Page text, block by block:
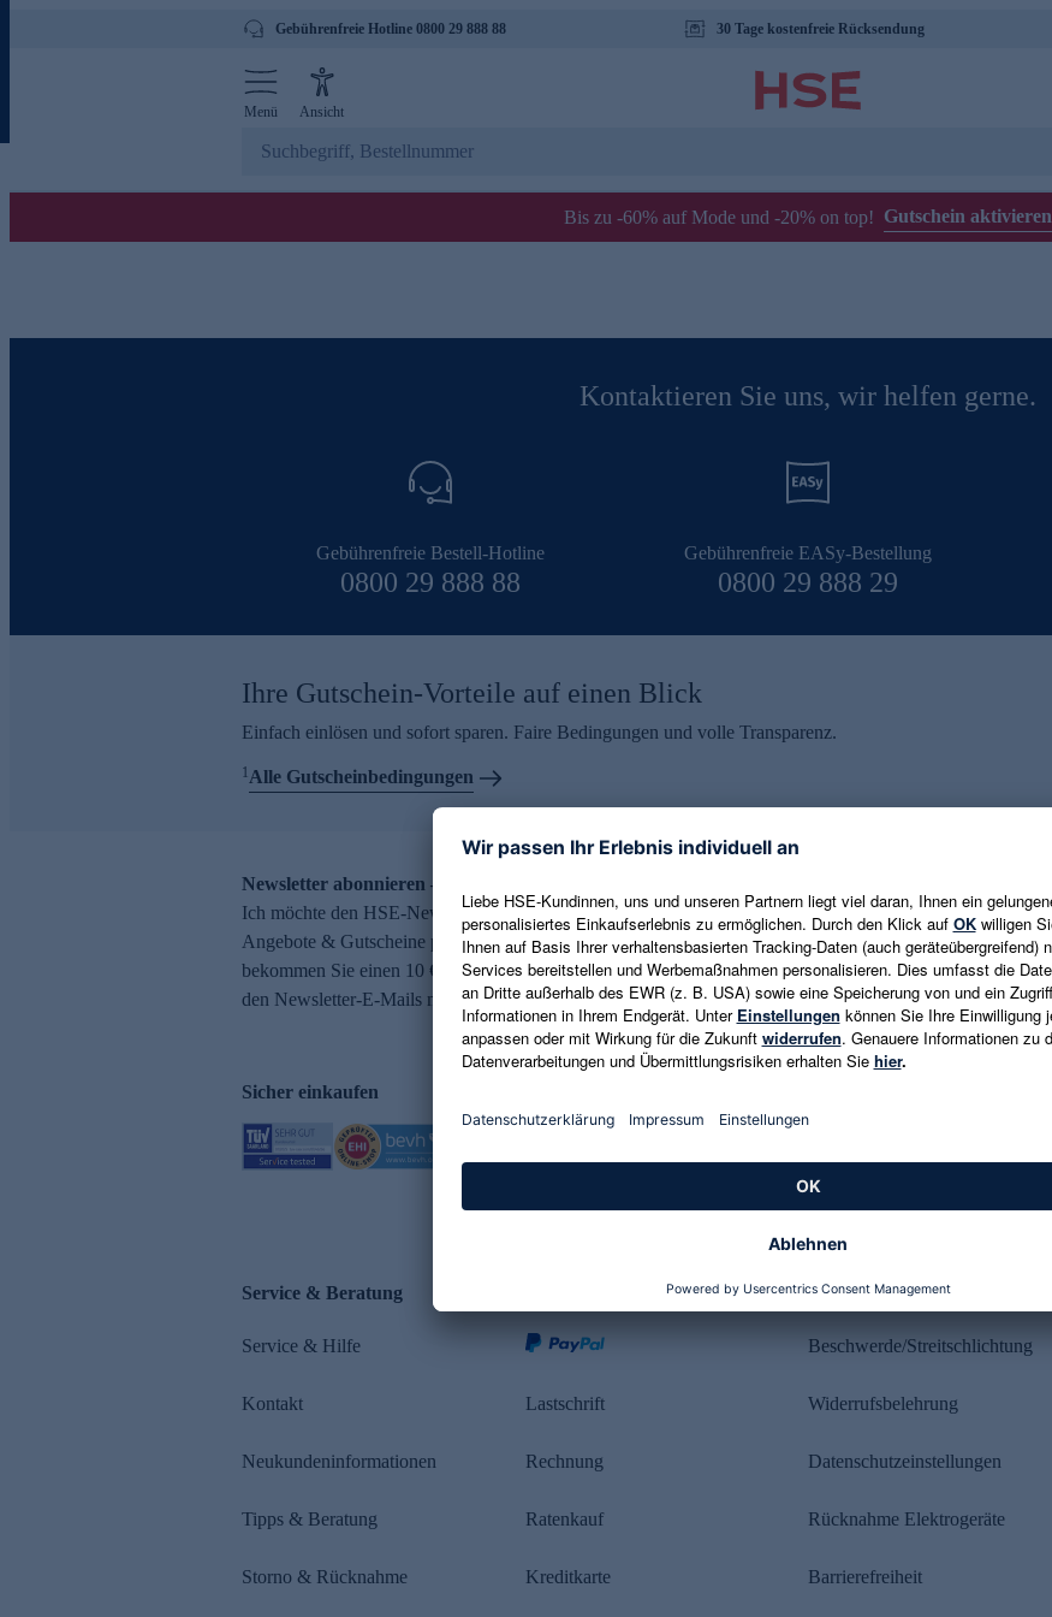
Gebührenfreie Hotline 0800 29 888 88 30 Tage kostenfreie Rücksendung
Menü Ansicht
Bis zu -60% auf Mode und -20% on top! Gutschein aktivieren
Kontaktieren Sie uns, wir helfen gerne.
Gebührenfreie Bestell-Hotline
0800 29 888 88
Gebührenfreie EASy-Bestellung
0800 29 888 29
Ihre Gutschein-Vorteile auf einen Blick
Einfach einlösen und sofort sparen. Faire Bedingungen und volle Transparenz.
1Alle Gutscheinbedingungen
Newsletter abonnieren – 10 € Gutschein erhalten
Ich möchte den HSE-Newsletter abonnieren und aktuelle Trends,
Angebote & Gutscheine per E-Mail erhalten. Als Dankeschön
bekommen Sie einen 10 € Gutschein. Eine Abmeldung ist jederzeit in
den Newsletter-E-Mails möglich.
E-Mail-Adresse eingeben
Es gelten die Datenschutzrichtlinien
Sicher einkaufen
Service & Beratung
Service & Hilfe
Kontakt
Neukundeninformationen
Tipps & Beratung
Storno & Rücknahme
Lastschrift
Rechnung
Ratenkauf
Kreditkarte
Rechtliches
Beschwerde/Streitschlichtung
Widerrufsbelehrung
Datenschutzeinstellungen
Rücknahme Elektrogeräte
Barrierefreiheit